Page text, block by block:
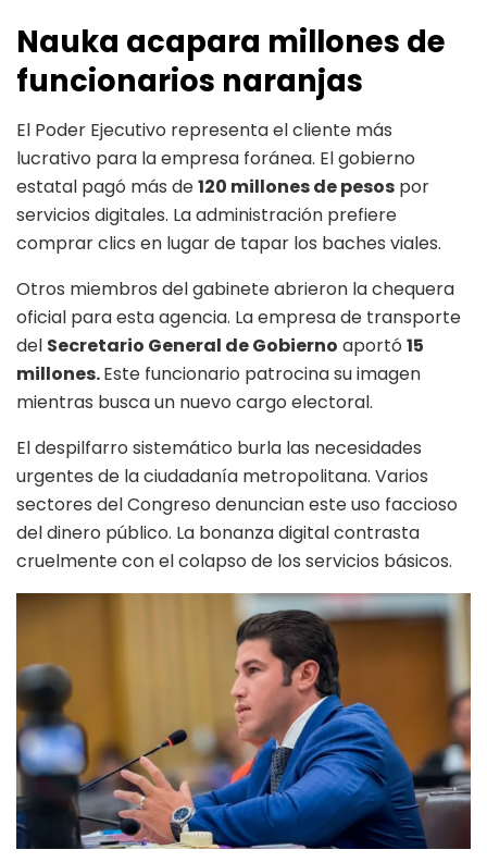
Nauka acapara millones de
funcionarios naranjas
El Poder Ejecutivo representa el cliente más
lucrativo para la empresa foránea. El gobierno
estatal pagó más de120 millones de pesos por
servicios digitales. La administración prefiere
comprar clics en lugar de tapar los baches viales.
Otros miembros del gabinete abrieron la chequera
oficial para esta agencia. La empresa de transporte
del Secretario General de Gobierno aportó 15
millones.Este funcionario patrocina su imagen
mientras busca un nuevo cargo electoral.
El despilfarro sistemático burla las necesidades
urgentes de la ciudadanía metropolitana. Varios
sectores del Congreso denuncian este uso faccioso
del dinero público. La bonanza digital contrasta
cruelmente con el colapso de los servicios básicos.